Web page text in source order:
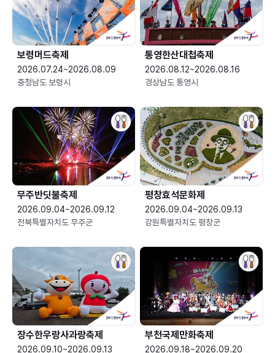
보령머드축제
2026.07.24~2026.08.09
충청남도 보령시
통영한산대첩축제
2026.08.12~2026.08.16
경상남도 통영시
무주반딧불축제
2026.09.04~2026.09.12
전북특별자치도 무주군
평창효석문화제
2026.09.04~2026.09.13
강원특별자치도 평창군
장수한우랑사과랑축제
2026.09.10~2026.09.13
부천국제만화축제
2026.09.18~2026.09.20